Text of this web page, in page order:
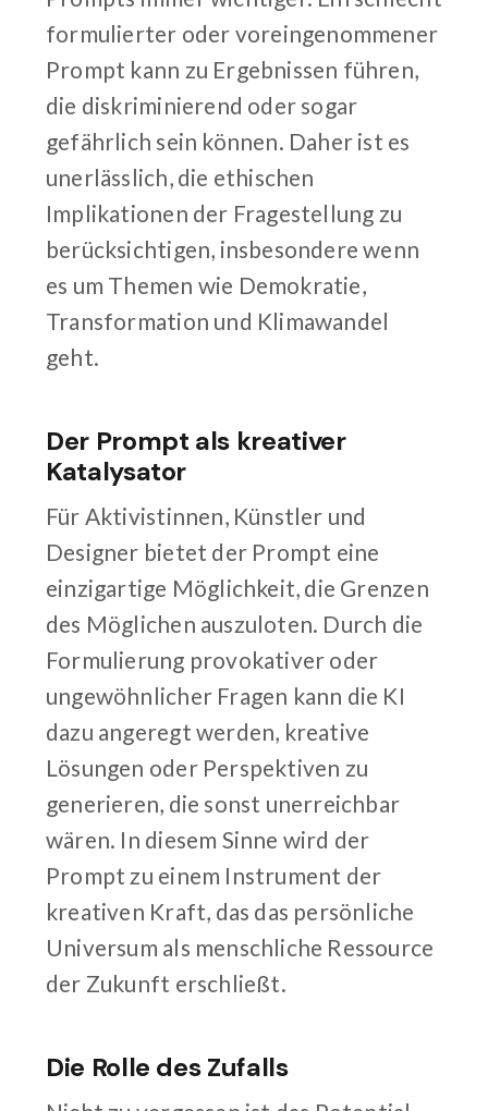
formulierter oder voreingenommener
Prompt kann zu Ergebnissen führen,
die diskriminierend oder sogar
gefährlich sein können. Daher ist es
unerlässlich, die ethischen
Implikationen der Fragestellung zu
berücksichtigen, insbesondere wenn
es um Themen wie Demokratie,
Transformation und Klimawandel
geht.
Der Prompt als kreativer
Katalysator
Für Aktivistinnen, Künstler und
Designer bietet der Prompt eine
einzigartige Möglichkeit, die Grenzen
des Möglichen auszuloten. Durch die
Formulierung provokativer oder
ungewöhnlicher Fragen kann die KI
dazu angeregt werden, kreative
Lösungen oder Perspektiven zu
generieren, die sonst unerreichbar
wären. In diesem Sinne wird der
Prompt zu einem Instrument der
kreativen Kraft, das das persönliche
Universum als menschliche Ressource
der Zukunft erschließt.
Die Rolle des Zufalls